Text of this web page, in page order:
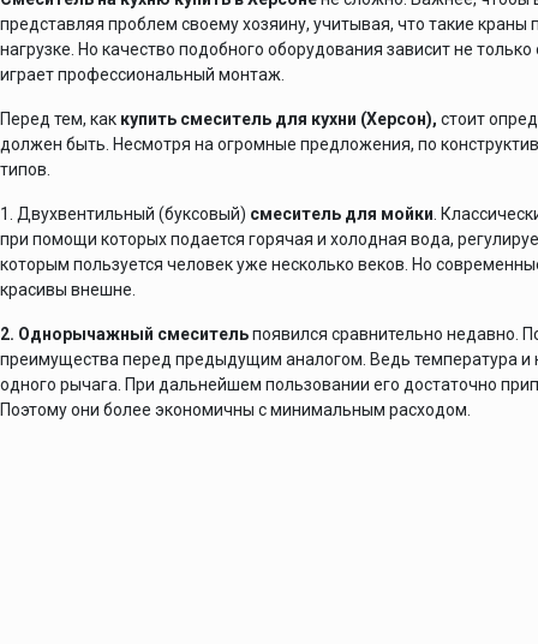
представляя проблем своему хозяину, учитывая, что такие
нагрузке. Но качество подобного оборудования зависит не
играет профессиональный монтаж.
Перед тем, как купить смеситель для кухни (Херсон), стоит
должен быть. Несмотря на огромные предложения, по
типов.
1. Двухвентильный (буксовый) смеситель для мойки .
при помощи которых подается горячая и холодная вода,
которым пользуется человек уже несколько веков. Но
красивы внешне.
2. Однорычажный смесительпоявился сравнительно недавно.
преимущества перед предыдущим аналогом. Ведь температура и
одного рычага. При дальнейшем пользовании его достаточно
Поэтому они более экономичны с минимальным расходом.